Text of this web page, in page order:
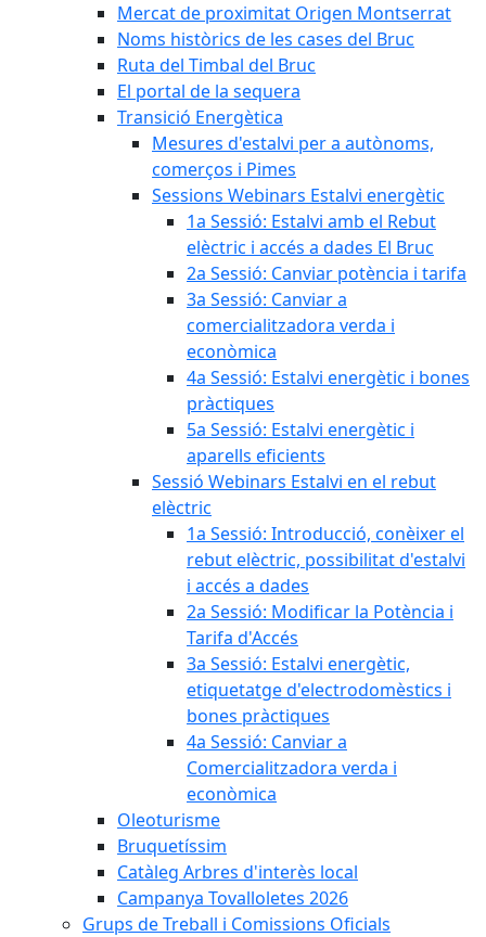
Mercat de proximitat Origen Montserrat
Noms històrics de les cases del Bruc
Ruta del Timbal del Bruc
El portal de la sequera
Transició Energètica
Mesures d'estalvi per a autònoms,
comerços i Pimes
Sessions Webinars Estalvi energètic
1a Sessió: Estalvi amb el Rebut
elèctric i accés a dades El Bruc
2a Sessió: Canviar potència i tarifa
3a Sessió: Canviar a
comercialitzadora verda i
econòmica
4a Sessió: Estalvi energètic i bones
pràctiques
5a Sessió: Estalvi energètic i
aparells eficients
Sessió Webinars Estalvi en el rebut
elèctric
1a Sessió: Introducció, conèixer el
rebut elèctric, possibilitat d'estalvi
i accés a dades
2a Sessió: Modificar la Potència i
Tarifa d'Accés
3a Sessió: Estalvi energètic,
etiquetatge d'electrodomèstics i
bones pràctiques
4a Sessió: Canviar a
Comercialitzadora verda i
econòmica
Oleoturisme
Bruquetíssim
Catàleg Arbres d'interès local
Campanya Tovalloletes 2026
Grups de Treball i Comissions Oficials